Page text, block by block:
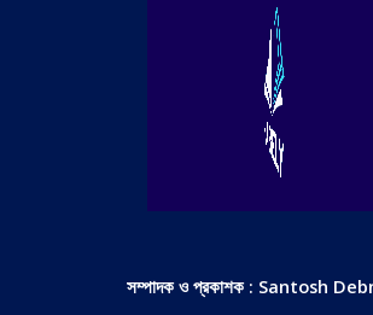
সম্পাদক ও প্রকাশক : Santosh